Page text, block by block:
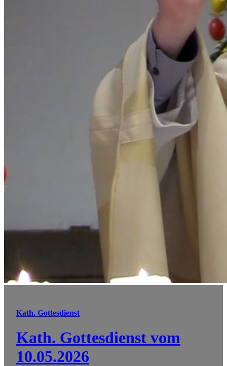
Kath. Gottesdienst
Kath. Gottesdienst vom
10.05.2026